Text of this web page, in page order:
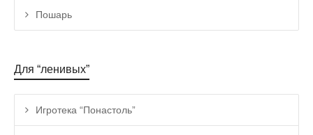
Пошарь
Для “ленивых”
Игротека “Понастоль”